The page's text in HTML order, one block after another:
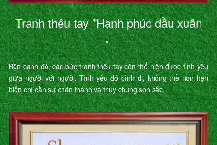
Tranh thêu tay "Hạnh phúc đầu xuân
"
Bên cạnh đó, các bức tranh thêu tay còn thể hiện được tình yêu
giữa người với người. Tình yêu đó bình dị, không thề non hẹn
biển chỉ cần sự chân thành và thủy chung son sắc.